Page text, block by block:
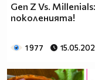
Gen Z Vs.
поколенията!
1 977